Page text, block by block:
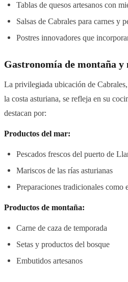
Tablas de quesos artesanos con
Salsas de Cabrales para carnes y
Postres innovadores que
Gastronomía de montaña y
La privilegiada ubicación de
la costa asturiana, se refleja en su
destacan por:
Productos del mar:
Pescados frescos del puerto de
Mariscos de las rías asturianas
Preparaciones tradicionales como
Productos de montaña:
Carne de caza de temporada
Setas y productos del bosque
Embutidos artesanos